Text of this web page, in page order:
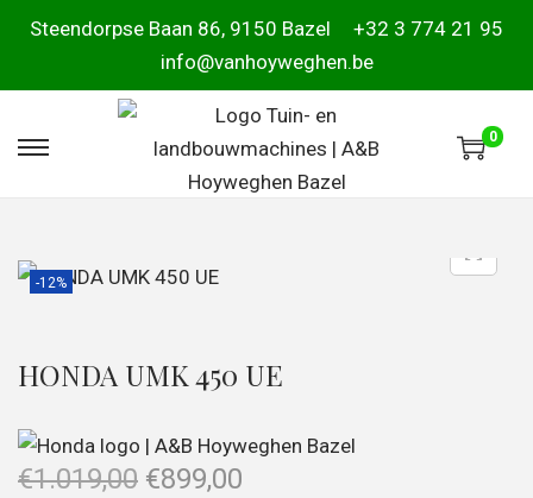
Steendorpse Baan 86, 9150 Bazel
+32 3 774 21 95
info@vanhoyweghen.be
0
-12%
HONDA UMK 450 UE
€1.019,00 €899,00